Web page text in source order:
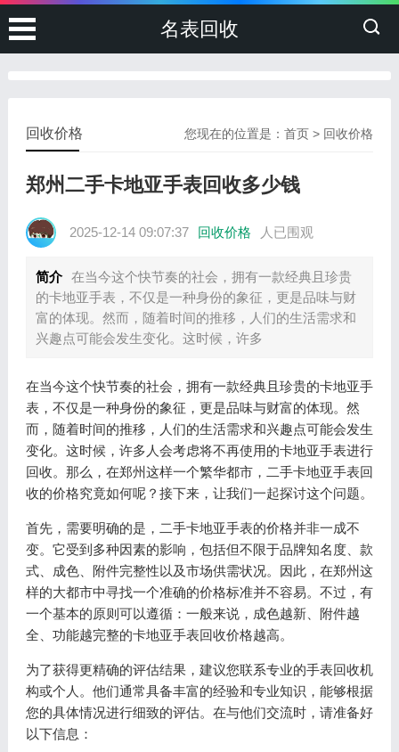
名表回收
您现在的位置是：首页 > 回收价格
回收价格
郑州二手卡地亚手表回收多少钱
2025-12-14 09:07:37 回收价格 人已围观
简介 在当今这个快节奏的社会，拥有一款经典且珍贵
的卡地亚手表，不仅是一种身份的象征，更是品味与财
富的体现。然而，随着时间的推移，人们的生活需求和
兴趣点可能会发生变化。这时候，许多
在当今这个快节奏的社会，拥有一款经典且珍贵的卡地亚手
表，不仅是一种身份的象征，更是品味与财富的体现。然
而，随着时间的推移，人们的生活需求和兴趣点可能会发生
变化。这时候，许多人会考虑将不再使用的卡地亚手表进行
回收。那么，在郑州这样一个繁华都市，二手卡地亚手表回
收的价格究竟如何呢？接下来，让我们一起探讨这个问题。
首先，需要明确的是，二手卡地亚手表的价格并非一成不
变。它受到多种因素的影响，包括但不限于品牌知名度、款
式、成色、附件完整性以及市场供需状况。因此，在郑州这
样的大都市中寻找一个准确的价格标准并不容易。不过，有
一个基本的原则可以遵循：一般来说，成色越新、附件越
全、功能越完整的卡地亚手表回收价格越高。
为了获得更精确的评估结果，建议您联系专业的手表回收机
构或个人。他们通常具备丰富的经验和专业知识，能够根据
您的具体情况进行细致的评估。在与他们交流时，请准备好
以下信息：